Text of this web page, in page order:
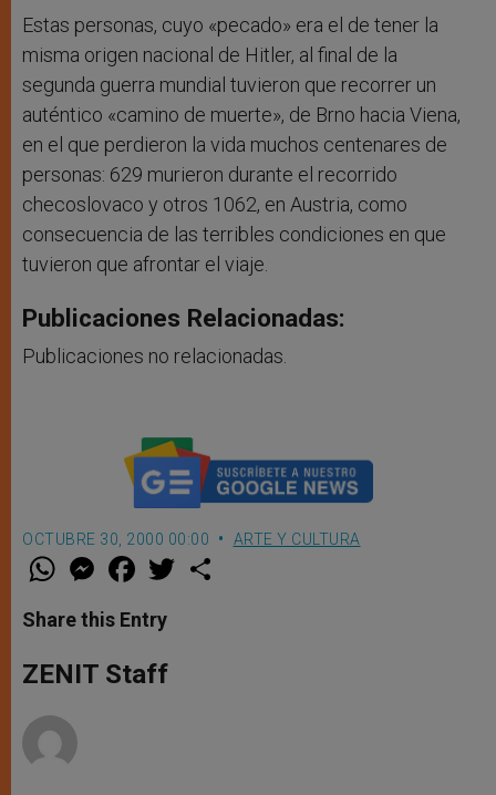
Estas personas, cuyo «pecado» era el de tener la
misma origen nacional de Hitler, al final de la
segunda guerra mundial tuvieron que recorrer un
auténtico «camino de muerte», de Brno hacia Viena,
en el que perdieron la vida muchos centenares de
personas: 629 murieron durante el recorrido
checoslovaco y otros 1062, en Austria, como
consecuencia de las terribles condiciones en que
tuvieron que afrontar el viaje.
Publicaciones Relacionadas:
Publicaciones no relacionadas.
OCTUBRE 30, 2000 00:00 ARTE Y CULTURA
W
t
s
p
p
M
e
s
e
g
e
F
a
e
b
o
k
w
Share this Entry
ZENIT Staff